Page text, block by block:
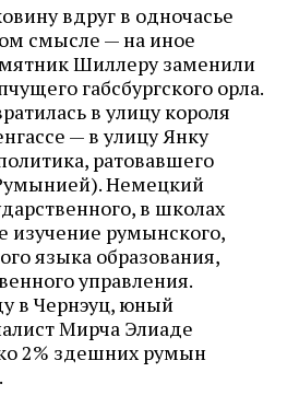
вдруг в одночасье
смысле — на иное
Шиллеру заменили
габсбургского орла.
в улицу короля
— в улицу Янку
ратовавшего
Немецкий
в школах
изучение румынского,
языка образования,
управления.
в Чернэуц, юный
Мирча Элиаде
2% здешних румын